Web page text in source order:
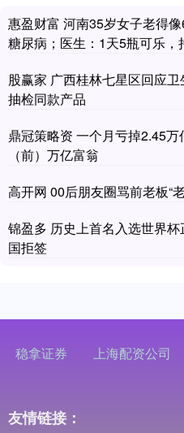
惠盈财富 河南35岁女子老得
糖尿病；医生：1天5瓶可乐，
股赢家 广西桂林七星区回应
抽检同款产品
鼎冠策略资 一个月亏掉2.45
（前）万亿富翁
高开网 00后朋友圈骂前老板“
锦盈多 历史上首名入选世界
国拒签
稳拿证券 上海配资公司
友情链接：